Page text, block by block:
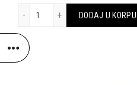
DODAJ U KORPU